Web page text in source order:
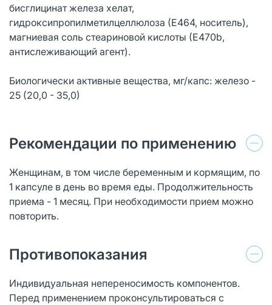
бисглицинат железа хелат,
гидроксипропилметилцеллюлоза (Е464, носитель),
магниевая соль стеариновой кислоты (Е470b,
антислеживающий агент).
Биологически активные вещества, мг/капс: железо -
25 (20,0 - 35,0)
Рекомендации по применению
Женщинам, в том числе беременным и кормящим, по
1 капсуле в день во время еды. Продолжительность
приема - 1 месяц. При необходимости прием можно
повторить.
Противопоказания
Индивидуальная непереносимость компонентов.
Перед применением проконсультироваться с